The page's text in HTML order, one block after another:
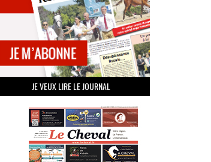
JE VEUX LIRE LE JOURNAL